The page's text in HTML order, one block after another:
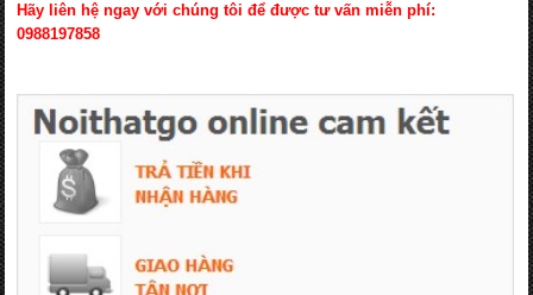
Hãy liên hệ ngay với chúng tôi để được tư vấn miễn phí:
0988197858